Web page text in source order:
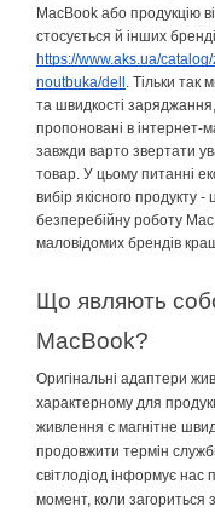
MacBook або продукцію
стосується й інших
https://www.aks.ua/
noutbuka/dell Тільки так
та швидкості
пропоновані в інтернет-
завжди варто звертати
товар. У цьому питанні
вибір якісного продукту -
безперебійну роботу
маловідомих брендів
Що являють
MacBook?
Оригінальні адаптери
характерному для
живлення є магнітне
продовжити термін
світлодіод інформує нас
момент, коли загориться